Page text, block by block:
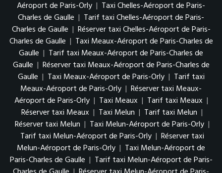
Aéroport de Paris-Orly | Taxi Chelles-Aéroport de Paris-
Charles de Gaulle | Tarif taxi Chelles-Aéroport de Paris-
Charles de Gaulle | Réserver taxi Chelles-Aéroport de Paris-
Charles de Gaulle | Taxi Meaux-Aéroport de Paris-Charles de
Gaulle | Tarif taxi Meaux-Aéroport de Paris-Charles de
Gaulle | Réserver taxi Meaux-Aéroport de Paris-Charles de
Gaulle | Taxi Meaux-Aéroport de Paris-Orly | Tarif taxi
Meaux-Aéroport de Paris-Orly | Réserver taxi Meaux-
Aéroport de Paris-Orly | Taxi Meaux | Tarif taxi Meaux |
Réserver taxi Meaux | Taxi Melun | Tarif taxi Melun |
Réserver taxi Melun | Taxi Melun-Aéroport de Paris-Orly |
Tarif taxi Melun-Aéroport de Paris-Orly | Réserver taxi
Melun-Aéroport de Paris-Orly | Taxi Melun-Aéroport de
Paris-Charles de Gaulle | Tarif taxi Melun-Aéroport de Paris-